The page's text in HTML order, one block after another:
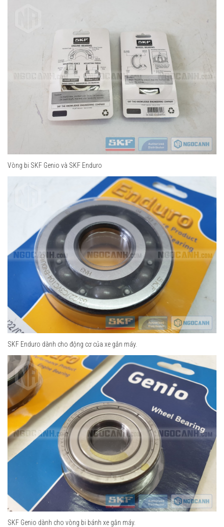
Vòng bi SKF Genio và SKF Enduro
SKF Enduro dành cho động cơ của xe gắn máy.
SKF Genio dành cho vòng bi bánh xe gắn máy.